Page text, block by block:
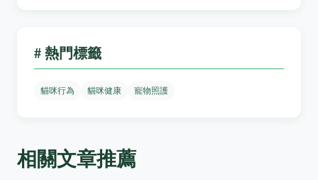
# 熱門標籤
貓咪行為 貓咪健康 寵物照護
相關文章推薦